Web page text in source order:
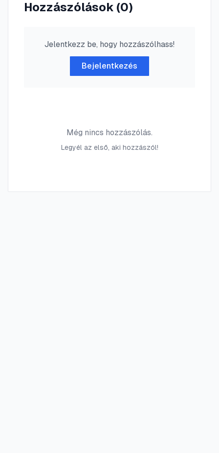
Hozzászólások (0)
Jelentkezz be, hogy hozzászólhass!
Bejelentkezés
Még nincs hozzászólás.
Legyél az első, aki hozzászól!